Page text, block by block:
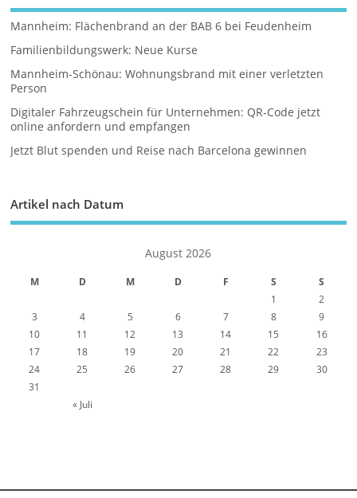
Mannheim: Flächenbrand an der BAB 6 bei Feudenheim
Familienbildungswerk: Neue Kurse
Mannheim-Schönau: Wohnungsbrand mit einer verletzten
Person
Digitaler Fahrzeugschein für Unternehmen: QR-Code jetzt
online anfordern und empfangen
Jetzt Blut spenden und Reise nach Barcelona gewinnen
Artikel nach Datum
August 2026
M D M D F S S
« Juli
1
2
3
4 5 6 7 8
9
10
11 12 13 14 15
16
17
18 19 20 21 22
23
24
25 26 27 28 29
30
31